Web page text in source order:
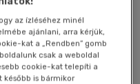
az ízléséhez minél
ajánlani, arra kérjük,
kat a „Rendben” gomb
csak a weboldal
cookie-kat telepíti a
is bármikor